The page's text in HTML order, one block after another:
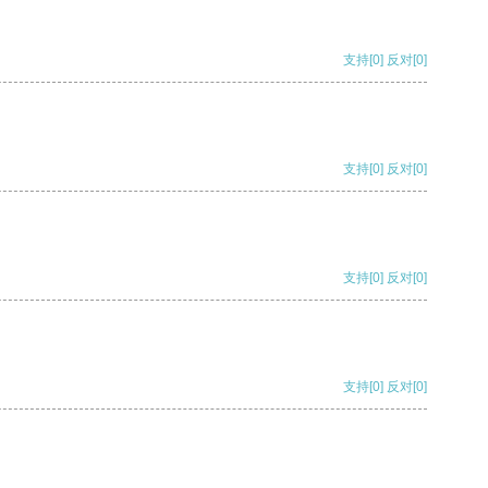
支持[0] 反对[0]
支持[0] 反对[0]
支持[0] 反对[0]
支持[0] 反对[0]